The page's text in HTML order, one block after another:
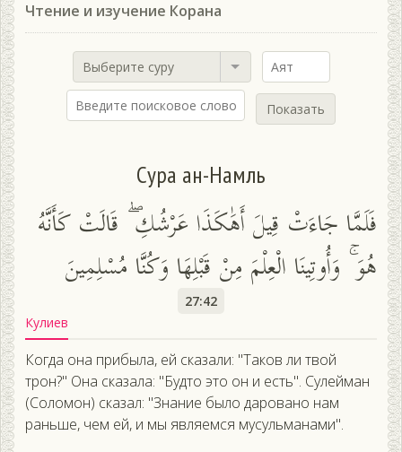
Чтение и изучение Корана
Выберите суру
Показать
Сура ан-Намль
فَلَمَّا جَاءَتْ قِيلَ أَهَٰكَذَا عَرْشُكِ ۖ قَالَتْ كَأَنَّهُ
هُوَ ۚ وَأُوتِينَا الْعِلْمَ مِنْ قَبْلِهَا وَكُنَّا مُسْلِمِينَ
27:42
Кулиев
Когда она прибыла, ей сказали: "Таков ли твой
трон?" Она сказала: "Будто это он и есть". Сулейман
(Соломон) сказал: "Знание было даровано нам
раньше, чем ей, и мы являемся мусульманами".